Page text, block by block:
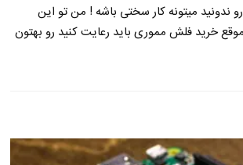
ندونید میتونه کار سختی باشه ! من تو این
خرید فلش مموری باید رعایت کنید رو بهتون